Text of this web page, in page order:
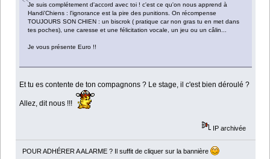
Je suis complétement d'accord avec toi ! c'est ce qu'on nous apprend à
Handi'Chiens : l'ignorance est la pire des punitions. On récompense
TOUJOURS SON CHIEN : un biscrok ( pratique car non gras tu en met dans
tes poches), une caresse et une félicitation vocale, un jeu ou un câlin...
Je vous présente Euro !!
Et tu es contente de ton compagnons ? Le stage, il c'est bien déroulé ?
Allez, dit nous !!!
IP archivée
POUR ADHÉRER A ALARME ? Il suffit de cliquer sur la bannière